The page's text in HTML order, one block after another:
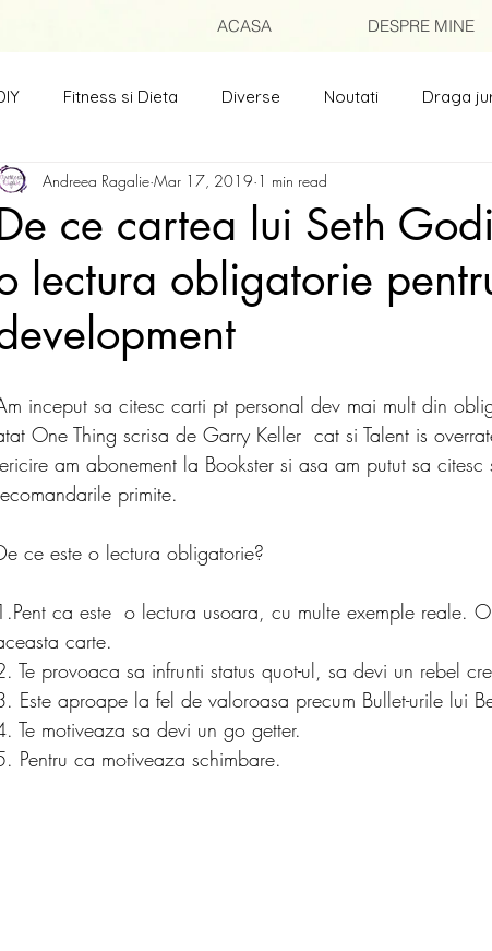
ACASA DESPRE MINE
Fitness si Dieta Diverse Noutati Draga
limba engleza Scrisori catre prieteni
ce cartea lui Seth
lectura obligatorie
Andreea Ragalie Mar 17, 2019 1 min read
inceput sa citesc carti pt personal dev mai mult din
One Thing scrisa de Garry Keller  cat si Talent is
am abonement la Bookster si asa am putut sa
primite.
ce este o lectura obligatorie?
ca este  o lectura usoara, cu multe exemple reale.
carte.
Te provoaca sa infrunti status quot-ul, sa devi un rebel
Este aproape la fel de valoroasa precum Bullet-urile lui
Te motiveaza sa devi un go getter.
Pentru ca motiveaza schimbare.